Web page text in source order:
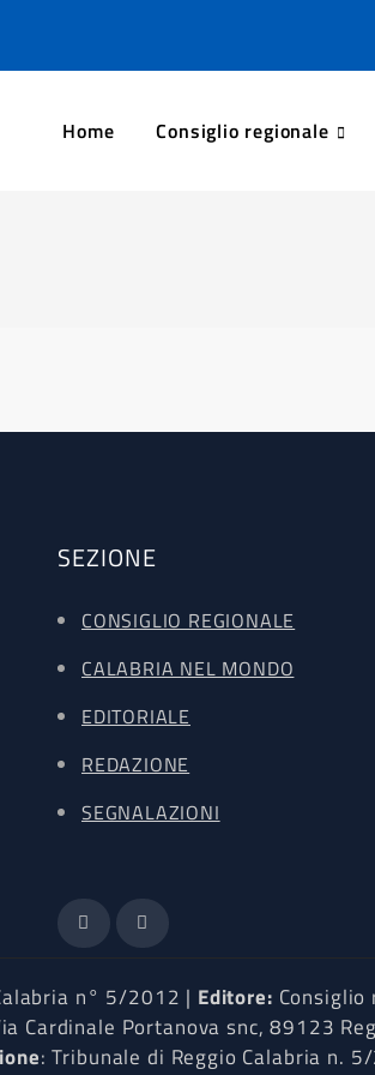
Home Consiglio regionale
SEZIONE
CONSIGLIO REGIONALE
CALABRIA NEL MONDO
EDITORIALE
REDAZIONE
SEGNALAZIONI
n° 5/2012 | Editore:
Cardinale Portanova snc, 89123
: Tribunale di Reggio Calabria n.